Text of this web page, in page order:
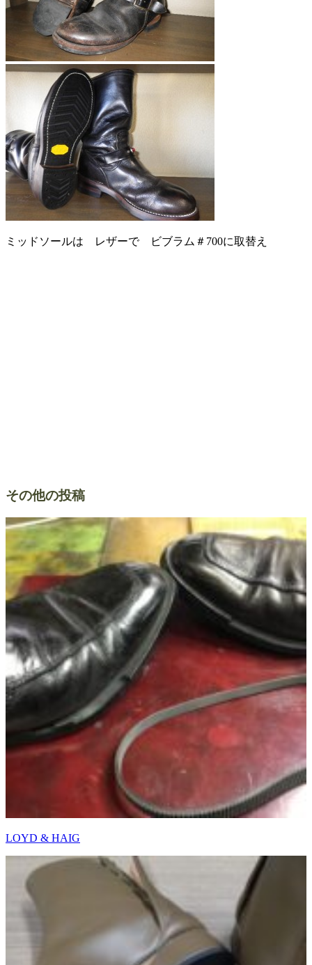
ミッドソールは レザーで ビブラム＃700に取替え
その他の投稿
LOYD & HAIG